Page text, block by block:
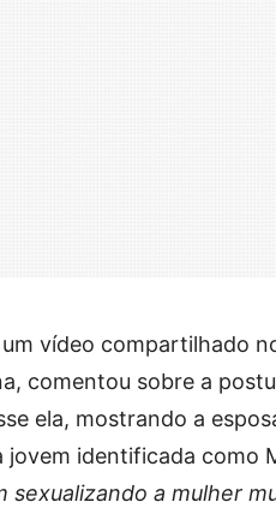
vídeo compartilhado
comentou sobre a
ela, mostrando a
jovem identificada como
sexualizando a mulher